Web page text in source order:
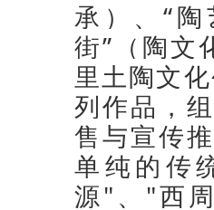
承）、“
街”（陶文
里土陶文
列作品，
售与宣传
单纯的传
源"、"西